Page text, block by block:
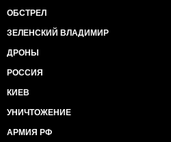
ОБСТРЕЛ
ЗЕЛЕНСКИЙ ВЛАДИМИР
ДРОНЫ
РОССИЯ
КИЕВ
УНИЧТОЖЕНИЕ
АРМИЯ РФ